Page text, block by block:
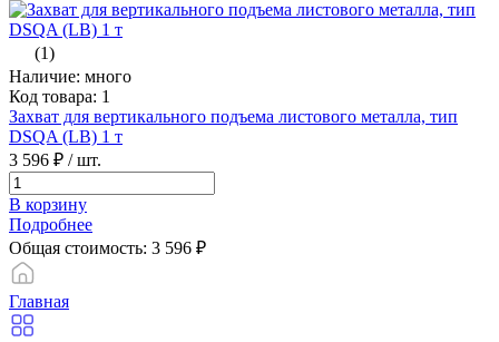
(1)
Наличие: много
Код товара: 1
Захват для вертикального подъема листового металла, тип
DSQA (LB) 1 т
3 596 ₽ / шт.
В корзину
Подробнее
Общая стоимость: 3 596 ₽
Главная